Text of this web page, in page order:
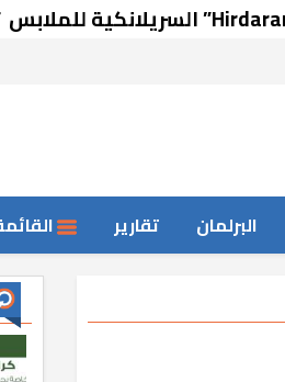
البرلمان تقارير